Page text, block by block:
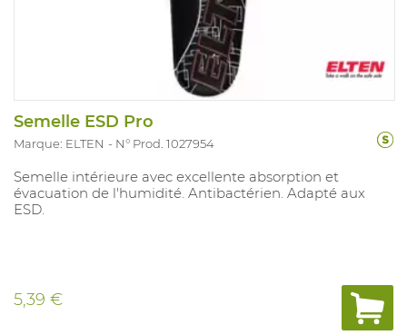
Semelle ESD Pro
Marque: ELTEN N° Prod. 1027954
Semelle intérieure avec excellente absorption et
évacuation de l'humidité. Antibactérien. Adapté aux
ESD.
5,39 €